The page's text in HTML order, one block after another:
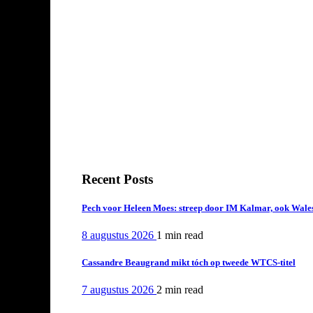
Recent Posts
Pech voor Heleen Moes: streep door IM Kalmar, ook
8 augustus 2026 1 min read
Cassandre Beaugrand mikt tóch op tweede WTCS-titel
7 augustus 2026 2 min read